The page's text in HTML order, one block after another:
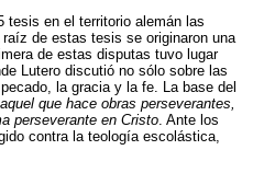
tesis en el territorio alemán las
de estas tesis se originaron una
de estas disputas tuvo lugar
Lutero discutió no sólo sobre las
la gracia y la fe. La base del
que hace obras perseverantes,
perseverante en Cristo . Ante los
contra la teología escolástica,